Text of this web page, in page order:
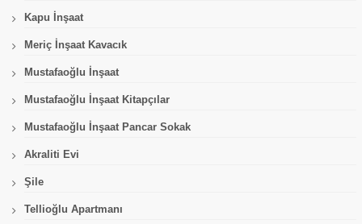
Kapu İnşaat
Meriç İnşaat Kavacık
Mustafaoğlu İnşaat
Mustafaoğlu İnşaat Kitapçılar
Mustafaoğlu İnşaat Pancar Sokak
Akraliti Evi
Şile
Tellioğlu Apartmanı